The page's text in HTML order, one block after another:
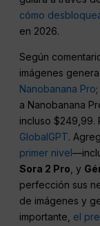
cómo
en 2026.
Según
imágenes
Nanobanana Pro
a Nanobanana
incluso $249,99.
GlobalGPT.
primer nivel
Sora 2 Pro , y
perfección sus
de imágenes y
importante, el